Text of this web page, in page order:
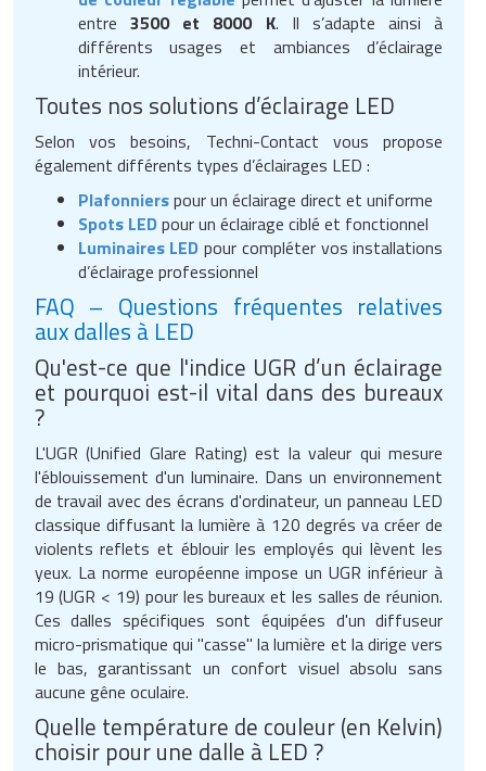
entre 3500 et 8000 K. Il s’adapte ainsi à
différents usages et ambiances d’éclairage
intérieur.
Toutes nos solutions d’éclairage LED
Selon vos besoins, Techni-Contact vous propose
également différents types d’éclairages LED :
Plafonnierspour un éclairage direct et uniforme
Spots LEDpour un éclairage ciblé et fonctionnel
Luminaires LED pour compléter vos installations
d’éclairage professionnel
FAQ – Questions fréquentes relatives
aux dalles à LED
Qu'est-ce que l'indice UGR d’un éclairage
et pourquoi est-il vital dans des bureaux
?
L'UGR (Unified Glare Rating) est la valeur qui mesure
l'éblouissement d'un luminaire. Dans un environnement
de travail avec des écrans d'ordinateur, un panneau LED
classique diffusant la lumière à 120 degrés va créer de
violents reflets et éblouir les employés qui lèvent les
yeux. La norme européenne impose un UGR inférieur à
19 (UGR < 19) pour les bureaux et les salles de réunion.
Ces dalles spécifiques sont équipées d'un diffuseur
micro-prismatique qui "casse" la lumière et la dirige vers
le bas, garantissant un confort visuel absolu sans
aucune gêne oculaire.
Quelle température de couleur (en Kelvin)
choisir pour une dalle à LED ?